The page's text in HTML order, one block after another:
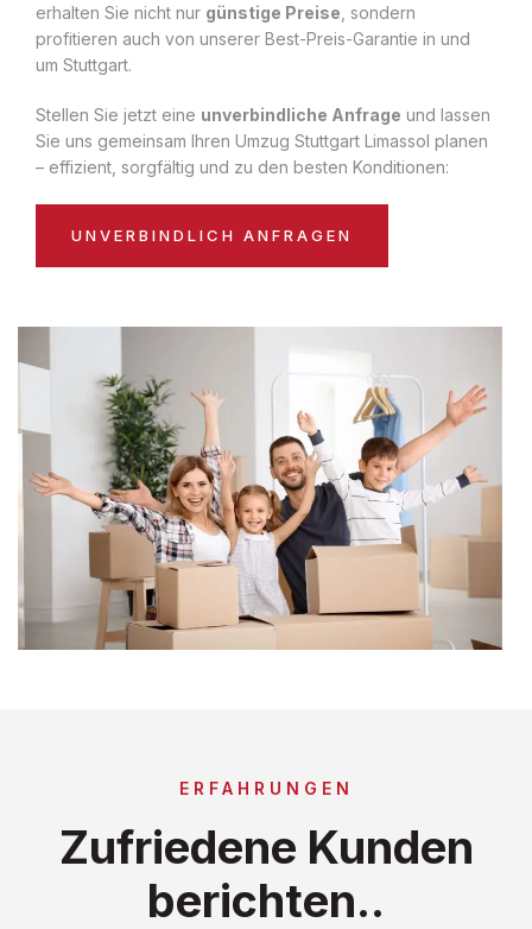
erhalten Sie nicht nur günstige Preise , sondern
profitieren auch von unserer Best-Preis-Garantie in und
um Stuttgart.
Stellen Sie jetzt eine unverbindliche Anfrage und lassen
Sie uns gemeinsam Ihren Umzug Stuttgart Limassol planen
– effizient, sorgfältig und zu den besten Konditionen:
UNVERBINDLICH ANFRAGEN
ERFAHRUNGEN
Zufriedene Kunden
berichten..